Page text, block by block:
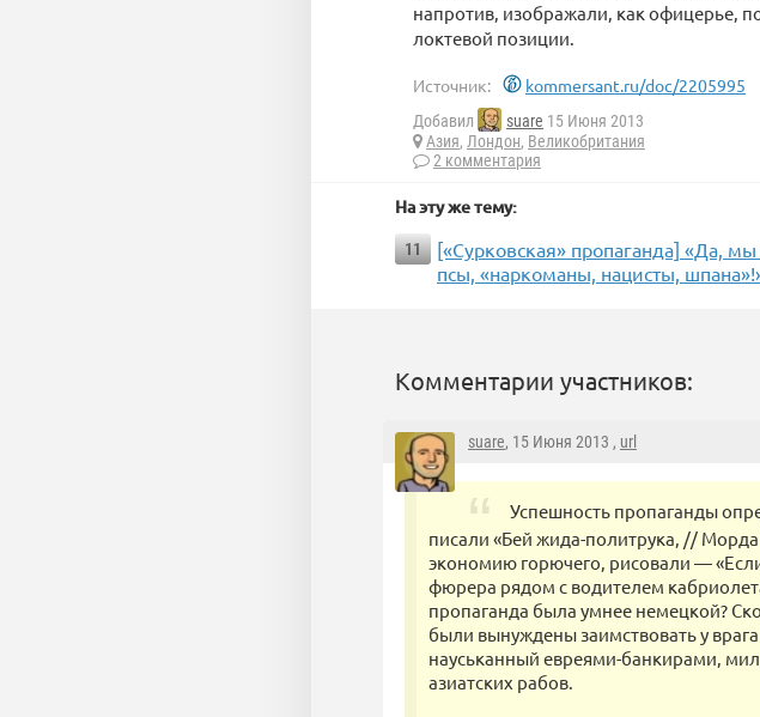
напротив, изображали, как офицерье,
локтевой позиции.
Источник: kommersant.ru/doc/2205995
Добавил suare 15 Июня 2013
Азия, Лондон, Великобритания
2 комментария
На эту же тему:
11
[«Сурковская» пропаганда] «Да,
псы, «наркоманы, нацисты,
Комментарии участников:
suare, 15 Июня 2013 , url
Успешность пропаганды
писали «Бей жида-политрука, //
экономию горючего, рисовали —
фюрера рядом с водителем
пропаганда была умнее немецкой?
были вынуждены заимствовать у
науськанный евреями-банкирами,
азиатских рабов.